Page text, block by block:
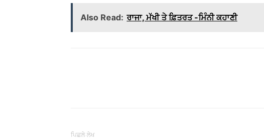
Also Read: ਰਾਜਾ, ਮੱਖੀ ਤੇ ਫ਼ਿਤਰਤ -ਮਿੰਨੀ ਕਹਾਣੀ
ਪਿਛਲੇ ਲੇਖ